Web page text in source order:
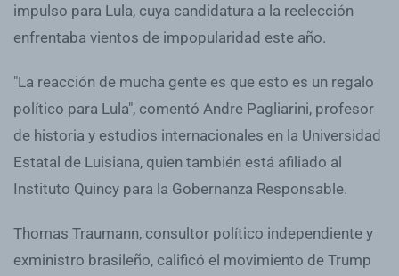
impulso para Lula, cuya candidatura a la reelección
enfrentaba vientos de impopularidad este año.
"La reacción de mucha gente es que esto es un regalo
político para Lula", comentó Andre Pagliarini, profesor
de historia y estudios internacionales en la Universidad
Estatal de Luisiana, quien también está afiliado al
Instituto Quincy para la Gobernanza Responsable.
Thomas Traumann, consultor político independiente y
exministro brasileño, calificó el movimiento de Trump